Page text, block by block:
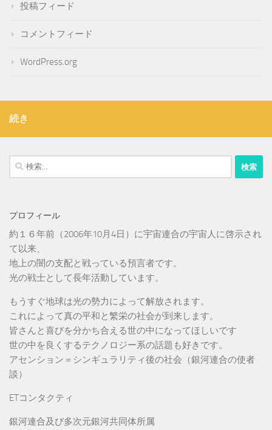
投稿フィード
コメントフィード
WordPress.org
続き
検
索:
プロフィール
約１６年前（2006年10月4日）に宇宙連合の宇宙人に啓示され
て以来、
地上の闇の支配と戦っている預言者です。
光の戦士として長年活動しています。
もうすぐ地球は光の勢力によって解放されます。
これによって真の平和と繁栄の社会が到来します。
皆さんと喜びを分かち合える世の中になってほしいです
世の中を良くするテクノロジー系の話題も好きです。
アセンション＝シンギュラリティ後の社会（銀河連合の使者
談）
ETコンタクティ
銀河連合及び多次元銀河共同体所属